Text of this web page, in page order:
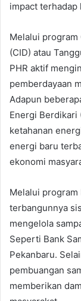
impact terhadap
Melalui
(CID) atau
PHR aktif
pemberdayaan
Adapun
Energi Berdikari
ketahanan
energi baru
ekonomi
Melalui program
terbangunnya
mengelola
Seperti Bank
Pekanbaru.
pembuangan
memberikan